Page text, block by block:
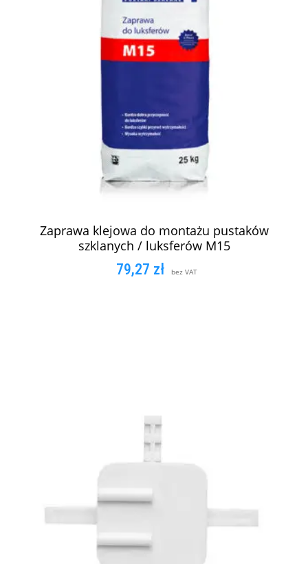
Zaprawa klejowa do montażu pustaków
szklanych / luksferów M15
79,27 zł bez VAT